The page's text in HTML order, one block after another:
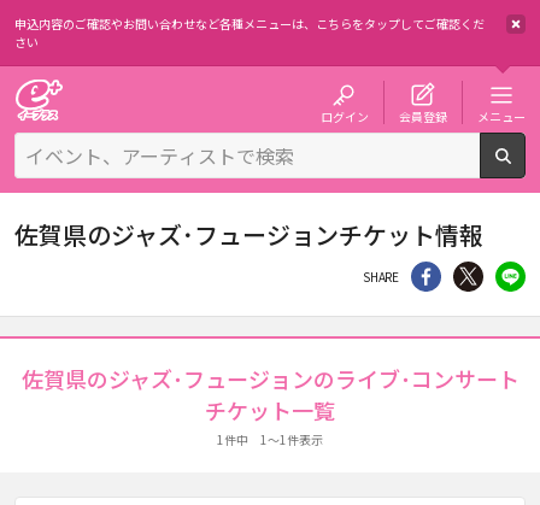
申込内容のご確認やお問い合わせなど各種メニューは、 こちらをタップしてご確認くだ
さい
ログイン 会員登録 メニュー
佐賀県のジャズ･フュージョンチケット情報
SHARE シェア Twitter
佐賀県のジャズ･フュージョンのライブ･コンサート
チケット一覧
1件中 1～1件表示